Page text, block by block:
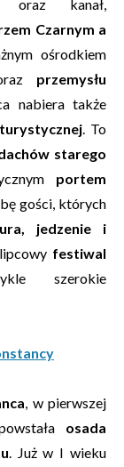
oraz kanał,
Czarnym a
ośrodkiem
przemysłu
nabiera także
. To
starego
portem
gości, których
jedzenie i
festiwal
szerokie
, w pierwszej
osada
. Już w I wieku